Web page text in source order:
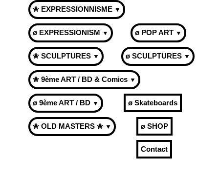
✬ EXPRESSIONNISME ▼
ø EXPRESSIONISM ▼ ø POP ART ▼
✬ SCULPTURES ▼ ø SCULPTURES ▼
✬ 9ème ART / BD & Comics ▼
ø 9ème ART / BD ▼ ø Skateboards
✬ OLD MASTERS ✬ ▼ ø SHOP
Contact